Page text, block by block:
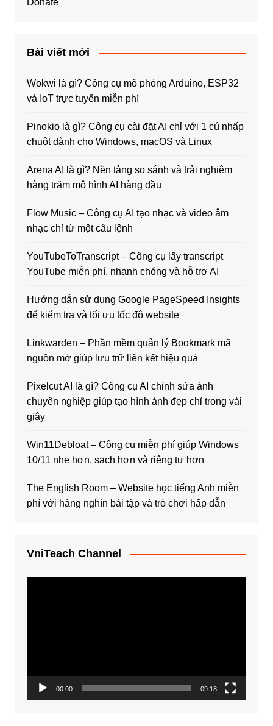
Donate
Bài viết mới
Wokwi là gì? Công cụ mô phỏng Arduino, ESP32
và IoT trực tuyến miễn phí
Pinokio là gì? Công cụ cài đặt AI chỉ với 1 cú nhấp
chuột dành cho Windows, macOS và Linux
Arena AI là gì? Nền tảng so sánh và trải nghiệm
hàng trăm mô hình AI hàng đầu
Flow Music – Công cụ AI tạo nhạc và video âm
nhạc chỉ từ một câu lệnh
YouTubeToTranscript – Công cụ lấy transcript
YouTube miễn phí, nhanh chóng và hỗ trợ AI
Hướng dẫn sử dụng Google PageSpeed Insights
để kiểm tra và tối ưu tốc độ website
Linkwarden – Phần mềm quản lý Bookmark mã
nguồn mở giúp lưu trữ liên kết hiệu quả
Pixelcut AI là gì? Công cụ AI chỉnh sửa ảnh
chuyên nghiệp giúp tạo hình ảnh đẹp chỉ trong vài
giây
Win11Debloat – Công cụ miễn phí giúp Windows
10/11 nhẹ hơn, sạch hơn và riêng tư hơn
The English Room – Website học tiếng Anh miễn
phí với hàng nghìn bài tập và trò chơi hấp dẫn
VniTeach Channel
00:00 09:18